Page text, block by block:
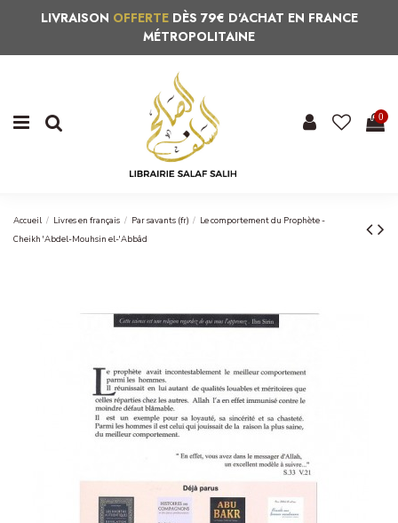
LIVRAISON OFFERTEDÈS 79€ D'ACHAT EN FRANCE
MÉTROPOLITAINE
0
Accueil Livres en français Par savants (fr)
Le comportement du Prophète -
Cheikh 'Abdel-Mouhsin el-'Abbâd